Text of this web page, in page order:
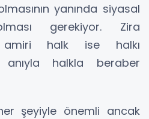
yanında siyasal
gerekiyor. Zira
amiri halk ise halkı
anıyla halkla beraber
şeyiyle önemli ancak